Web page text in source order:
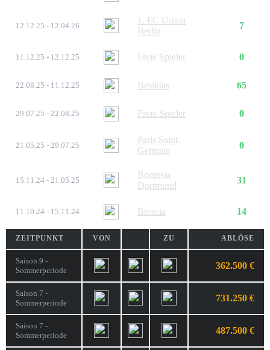
12.12.25 - 12.04.26
1. FC Union
Berlin
7
11.12.25 - 12.12.25 Freie Spieler 0
22.08.25 - 11.12.25 Besiktas 65
29.07.25 - 22.08.25 Freie Spieler 0
21.05.25 - 29.07.25
Paris Saint-
Germain
0
15.11.24 - 21.05.25
Borussia
Dortmund
31
11.10.24 - 15.11.24 Brescia 14
ZEITPUNKT VON ZU ABLÖSE
Saison 9 -
Sommerperiode
362.500 €
Saison 7 -
Sommerperiode
731.250 €
Saison 7 -
Sommerperiode
487.500 €